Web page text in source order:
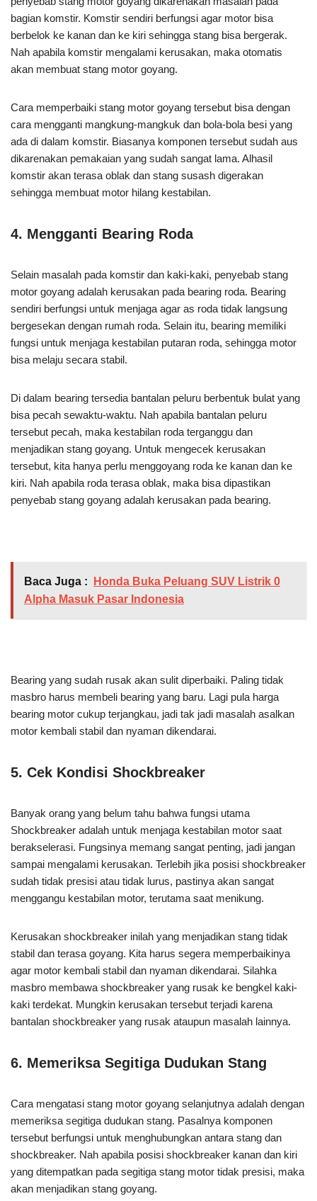
bagian komstir. Komstir sendiri berfungsi agar motor bisa
berbelok ke kanan dan ke kiri sehingga stang bisa bergerak.
Nah apabila komstir mengalami kerusakan, maka otomatis
akan membuat stang motor goyang.
Cara memperbaiki stang motor goyang tersebut bisa dengan
cara mengganti mangkung-mangkuk dan bola-bola besi yang
ada di dalam komstir. Biasanya komponen tersebut sudah aus
dikarenakan pemakaian yang sudah sangat lama. Alhasil
komstir akan terasa oblak dan stang susash digerakan
sehingga membuat motor hilang kestabilan.
4. Mengganti Bearing Roda
Selain masalah pada komstir dan kaki-kaki, penyebab stang
motor goyang adalah kerusakan pada bearing roda. Bearing
sendiri berfungsi untuk menjaga agar as roda tidak langsung
bergesekan dengan rumah roda. Selain itu, bearing memiliki
fungsi untuk menjaga kestabilan putaran roda, sehingga motor
bisa melaju secara stabil.
Di dalam bearing tersedia bantalan peluru berbentuk bulat yang
bisa pecah sewaktu-waktu. Nah apabila bantalan peluru
tersebut pecah, maka kestabilan roda terganggu dan
menjadikan stang goyang. Untuk mengecek kerusakan
tersebut, kita hanya perlu menggoyang roda ke kanan dan ke
kiri. Nah apabila roda terasa oblak, maka bisa dipastikan
penyebab stang goyang adalah kerusakan pada bearing.
Baca Juga :
Honda Buka Peluang SUV Listrik 0
Alpha Masuk Pasar Indonesia
Bearing yang sudah rusak akan sulit diperbaiki. Paling tidak
masbro harus membeli bearing yang baru. Lagi pula harga
bearing motor cukup terjangkau, jadi tak jadi masalah asalkan
motor kembali stabil dan nyaman dikendarai.
5. Cek Kondisi Shockbreaker
Banyak orang yang belum tahu bahwa fungsi utama
Shockbreaker adalah untuk menjaga kestabilan motor saat
berakselerasi. Fungsinya memang sangat penting, jadi jangan
sampai mengalami kerusakan. Terlebih jika posisi shockbreaker
sudah tidak presisi atau tidak lurus, pastinya akan sangat
menggangu kestabilan motor, terutama saat menikung.
Kerusakan shockbreaker inilah yang menjadikan stang tidak
stabil dan terasa goyang. Kita harus segera memperbaikinya
agar motor kembali stabil dan nyaman dikendarai. Silahka
masbro membawa shockbreaker yang rusak ke bengkel kaki-
kaki terdekat. Mungkin kerusakan tersebut terjadi karena
bantalan shockbreaker yang rusak ataupun masalah lainnya.
6. Memeriksa Segitiga Dudukan Stang
Cara mengatasi stang motor goyang selanjutnya adalah dengan
memeriksa segitiga dudukan stang. Pasalnya komponen
tersebut berfungsi untuk menghubungkan antara stang dan
shockbreaker. Nah apabila posisi shockbreaker kanan dan kiri
yang ditempatkan pada segitiga stang motor tidak presisi, maka
akan menjadikan stang goyang.